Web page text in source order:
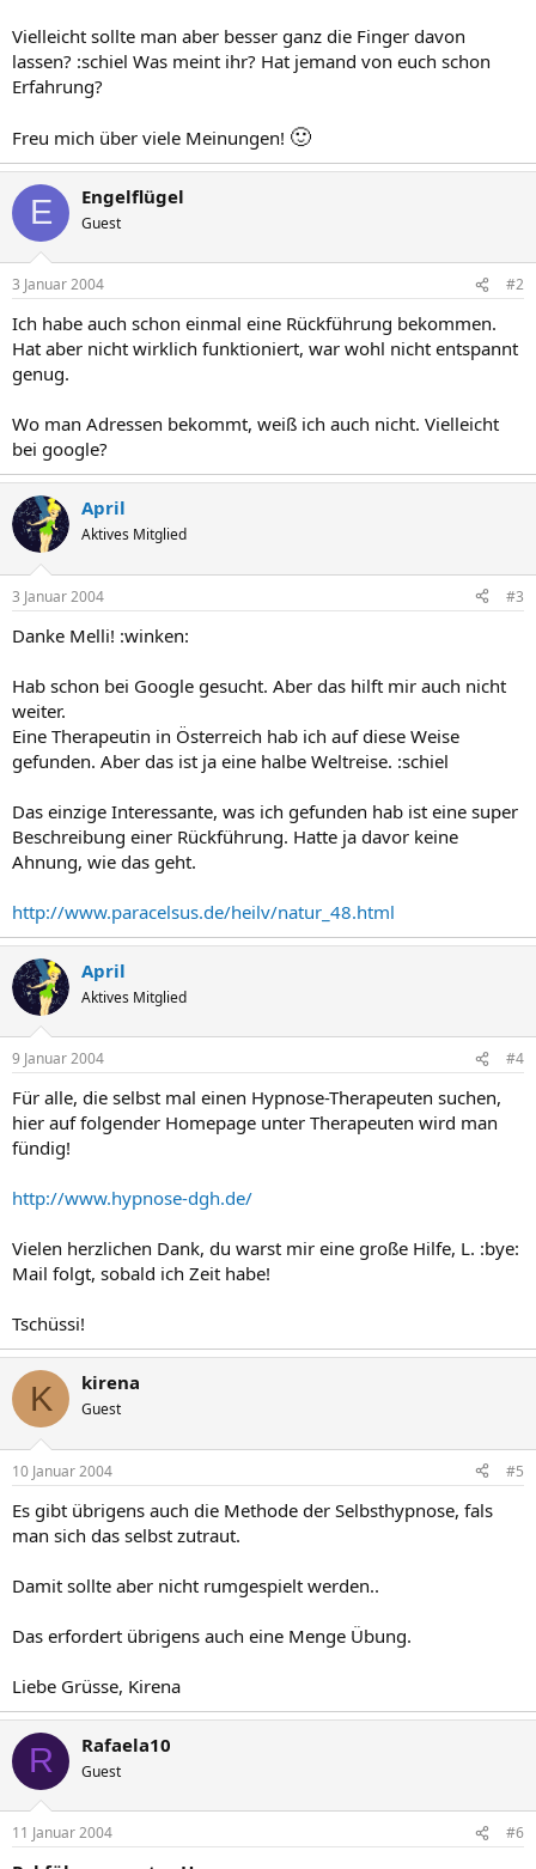
Vielleicht sollte man aber besser ganz die Finger davon
lassen? :schiel Was meint ihr? Hat jemand von euch schon
Erfahrung?
Freu mich über viele Meinungen! 🙂
E Engelflügel
Guest
3 Januar 2004 #2
Ich habe auch schon einmal eine Rückführung bekommen.
Hat aber nicht wirklich funktioniert, war wohl nicht entspannt
genug.
Wo man Adressen bekommt, weiß ich auch nicht. Vielleicht
bei google?
April
Aktives Mitglied
3 Januar 2004 #3
Danke Melli! :winken:
Hab schon bei Google gesucht. Aber das hilft mir auch nicht
weiter.
Eine Therapeutin in Österreich hab ich auf diese Weise
gefunden. Aber das ist ja eine halbe Weltreise. :schiel
Das einzige Interessante, was ich gefunden hab ist eine super
Beschreibung einer Rückführung. Hatte ja davor keine
Ahnung, wie das geht.
http://www.paracelsus.de/heilv/natur_48.html
April
Aktives Mitglied
9 Januar 2004 #4
Für alle, die selbst mal einen Hypnose-Therapeuten suchen,
hier auf folgender Homepage unter Therapeuten wird man
fündig!
http://www.hypnose-dgh.de/
Vielen herzlichen Dank, du warst mir eine große Hilfe, L. :bye:
Mail folgt, sobald ich Zeit habe!
Tschüssi!
K kirena
Guest
10 Januar 2004 #5
Es gibt übrigens auch die Methode der Selbsthypnose, fals
man sich das selbst zutraut.
Damit sollte aber nicht rumgespielt werden..
Das erfordert übrigens auch eine Menge Übung.
Liebe Grüsse, Kirena
R Rafaela10
Guest
11 Januar 2004 #6